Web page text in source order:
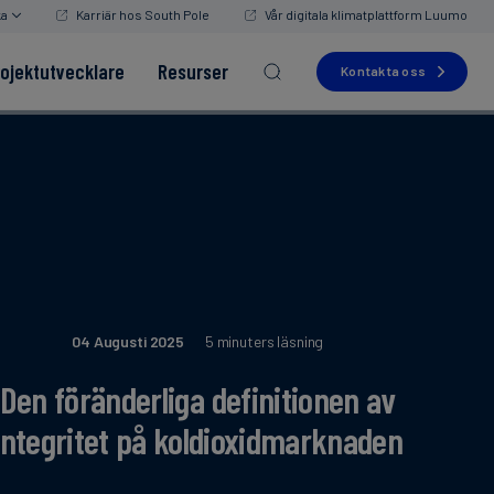
Karriär hos South Pole Vår digitala klimatplattform Luumo
Resurser Kontakta oss
04 Augusti 2025 5 minuters läsning
Den föränderliga definitionen av
på koldioxidmarknaden